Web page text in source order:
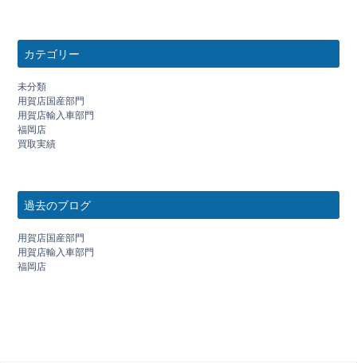
カテゴリー
未分類
用賀店国産部門
用賀店輸入車部門
福岡店
買取実績
過去のブログ
用賀店国産部門
用賀店輸入車部門
福岡店